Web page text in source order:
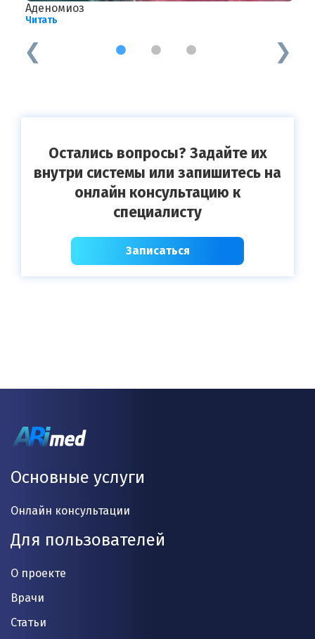
Аденомиоз
Читать
1 2 3
Остались вопросы? Задайте их
внутри системы или запишитесь на
онлайн консультацию к
специалисту
Записаться
Основные услуги
Онлайн консультации
Для пользователей
О проекте
Врачи
Статьи